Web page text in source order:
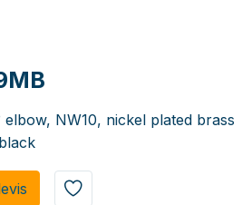
elbow, NW10, nickel plated brass